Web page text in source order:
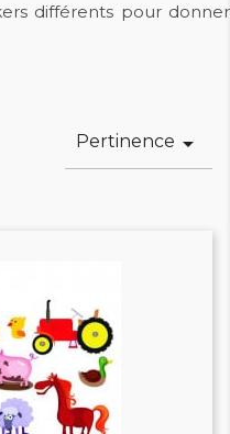
différents pour donner
Pertinence 